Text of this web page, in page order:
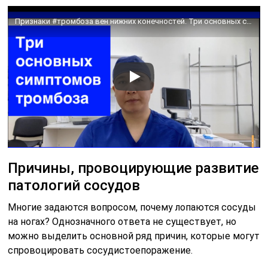
Признаки #тромбоза вен нижних конечностей. Три основных симптома тромбоза глубоких вен.
Причины, провоцирующие развитие
патологий сосудов
Многие задаются вопросом, почему лопаются сосуды
на ногах? Однозначного ответа не существует, но
можно выделить основной ряд причин, которые могут
спровоцировать сосудистоепоражение.